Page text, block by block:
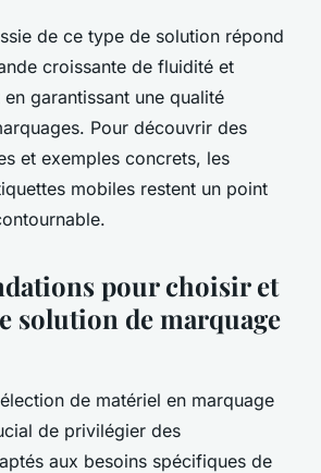
de ce type de solution répond
croissante de fluidité et
garantissant une qualité
Pour découvrir des
et exemples concrets, les
mobiles restent un point
pour choisir et
solution de marquage
de matériel en marquage
de privilégier des
aux besoins spécifiques de